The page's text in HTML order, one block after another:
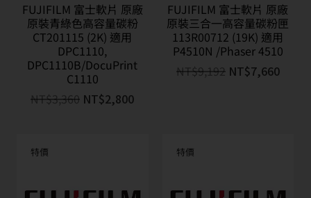
FUJIFILM 富士軟片 原廠
原裝青綠色高容量碳粉
CT201115 (2K) 適用
DPC1110,
DPC1110B/DocuPrint
C1110
NT$3,360 NT$2,800
FUJIFILM 富士軟片 原廠
原裝三合一高容量碳粉匣
113R00712 (19K) 適用
P4510N /Phaser 4510
NT$9,192 NT$7,660
特價 特價